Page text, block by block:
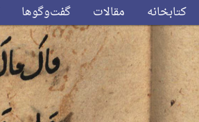
کتابخانه مقالات گفت‌وگوها